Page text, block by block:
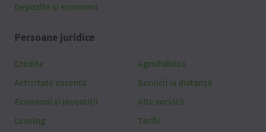
Depozite și economii
Persoane juridice
Credite
Activitate curentă
Economii și investiții
Leasing
AgroFabrica
Servicii la distanță
Alte servicii
Tarife